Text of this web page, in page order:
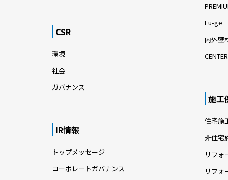
CSR
環境
社会
ガバナンス
IR情報
トップメッセージ
コーポレートガバナンス
Fu-ge
内外壁
施工
住宅施
非住宅
リフォ
リフォ